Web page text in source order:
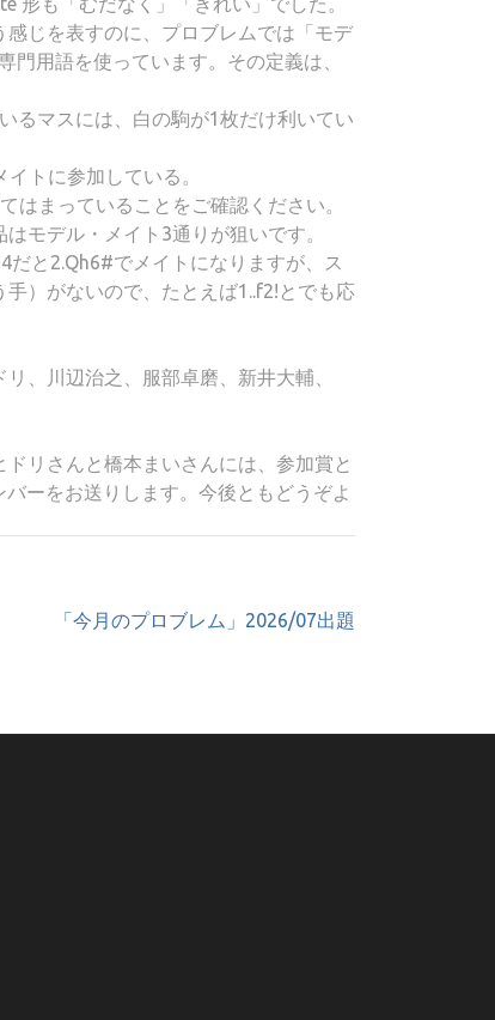
じを表すのに、プロブレムでは「モデ
用語を使っています。その定義は、
るマスには、白の駒が1枚だけ利いてい
トに参加している。
はまっていることをご確認ください。
モデル・メイト3通りが狙いです。
と2.Qh6#でメイトになりますが、ス
）がないので、たとえば1..f2!とでも応
、川辺治之、服部卓磨、新井大輔、
リさんと橋本まいさんには、参加賞と
ーをお送りします。今後ともどうぞよ
「今月のプロブレム」2026/07出題